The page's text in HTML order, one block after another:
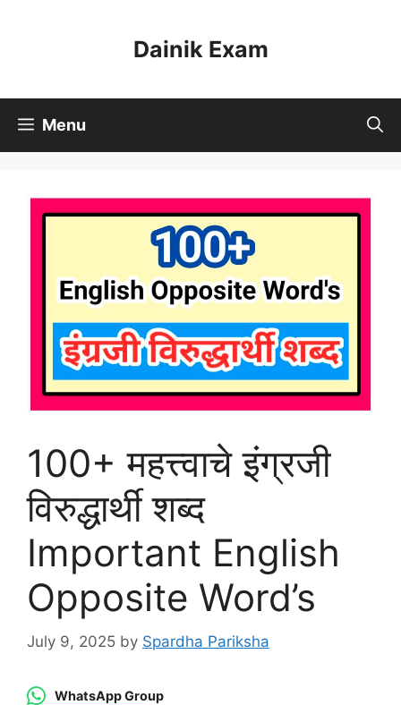
Dainik Exam
Menu
100+ महत्त्वाचे इंग्रजी
विरुद्धार्थी शब्द
Important English
Opposite Word’s
July 9, 2025 by Spardha Pariksha
WhatsApp Group